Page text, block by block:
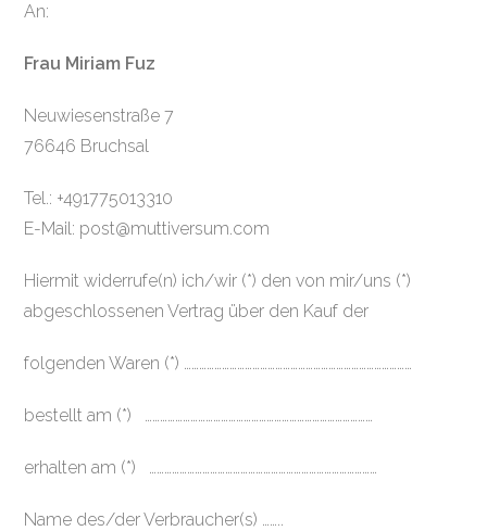
An:
Frau Miriam Fuz
Neuwiesenstraße 7
76646 Bruchsal
Tel.: +491775013310
E-Mail: post@muttiversum.com
Hiermit widerrufe(n) ich/wir (*) den von mir/uns (*)
abgeschlossenen Vertrag über den Kauf der
folgenden Waren (*) ………………………………………………………………………………
bestellt am (*) ………………………………………………………………………………
erhalten am (*) ………………………………………………………………………………
Name des/der Verbraucher(s) ……..